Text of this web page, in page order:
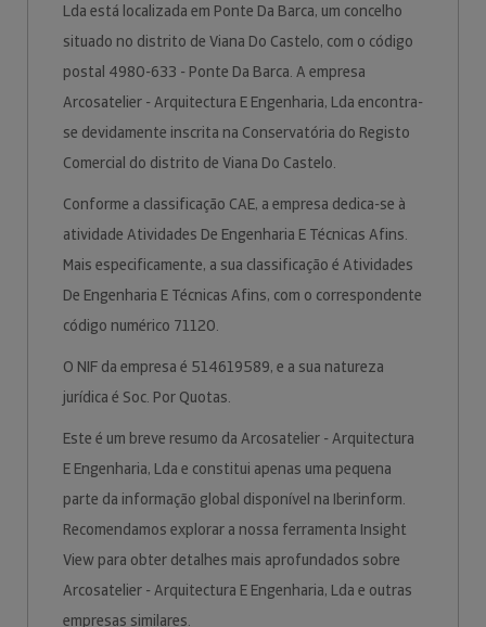
Lda está localizada em Ponte Da Barca, um concelho
situado no distrito de Viana Do Castelo, com o código
postal 4980-633 - Ponte Da Barca. A empresa
Arcosatelier - Arquitectura E Engenharia, Lda encontra-
se devidamente inscrita na Conservatória do Registo
Comercial do distrito de Viana Do Castelo.
Conforme a classificação CAE, a empresa dedica-se à
atividade Atividades De Engenharia E Técnicas Afins.
Mais especificamente, a sua classificação é Atividades
De Engenharia E Técnicas Afins, com o correspondente
código numérico 71120.
O NIF da empresa é 514619589, e a sua natureza
jurídica é Soc. Por Quotas.
Este é um breve resumo da Arcosatelier - Arquitectura
E Engenharia, Lda e constitui apenas uma pequena
parte da informação global disponível na Iberinform.
Recomendamos explorar a nossa ferramenta Insight
View para obter detalhes mais aprofundados sobre
Arcosatelier - Arquitectura E Engenharia, Lda e outras
empresas similares.